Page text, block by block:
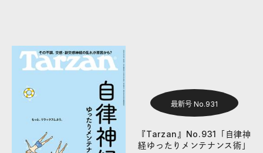
最新号 No.931
『Tarzan』No.931「自律神
経ゆったりメンテナンス術」